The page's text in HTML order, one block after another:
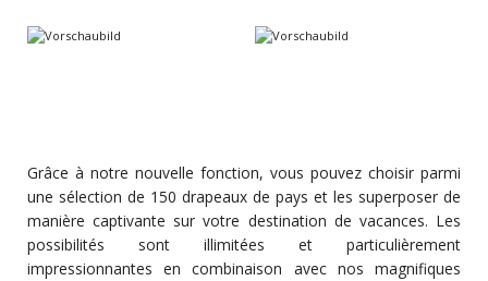
Grâce à notre nouvelle fonction, vous pouvez choisir parmi
une sélection de 150 drapeaux de pays et les superposer de
manière captivante sur votre destination de vacances. Les
possibilités sont illimitées et particulièrement
impressionnantes en combinaison avec nos magnifiques